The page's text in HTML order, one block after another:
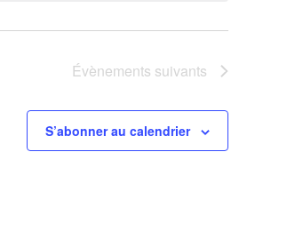
Évènements suivants
S’abonner au calendrier